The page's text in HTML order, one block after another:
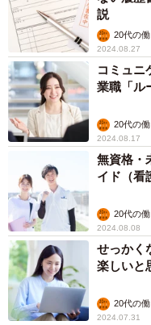
説
20代の
2024.08.27
コミュニ
業職「ル
20代の
2024.08.17
無資格・
イド（看
20代の
2024.08.08
せっかく
楽しいと
20代の
2024.07.31